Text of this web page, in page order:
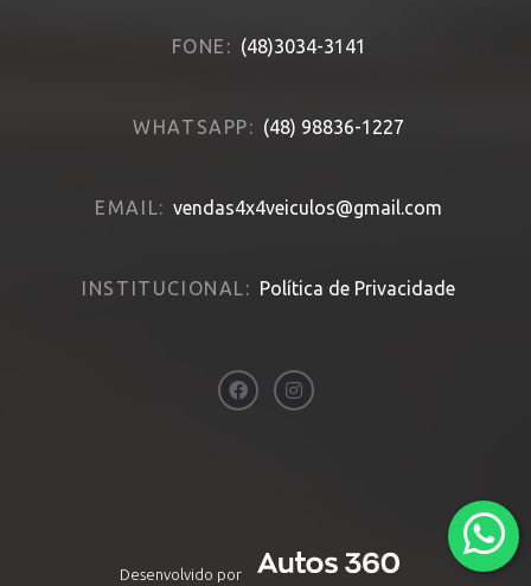
FONE: (48)3034-3141
WHATSAPP: (48) 98836-1227
EMAIL: vendas4x4veiculos@gmail.com
INSTITUCIONAL: Política de Privacidade
Desenvolvido por